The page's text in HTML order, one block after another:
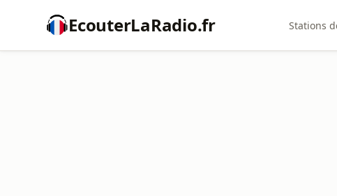
EcouterLaRadio.fr Stations